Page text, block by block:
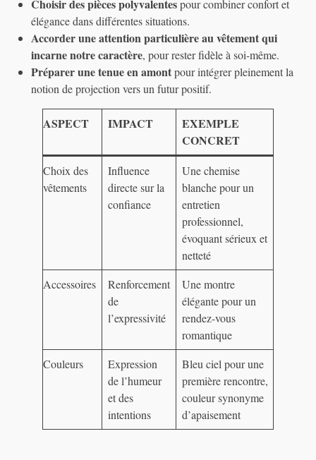
Choisir des pièces polyvalentespour combiner confort et
élégance dans différentes situations.
Accorder une attention particulière au vêtement qui
incarne notre caractère, pour rester fidèle à soi-même.
Préparer une tenue en amontpour intégrer pleinement la
notion de projection vers un futur positif.
ASPECT IMPACT
EXEMPLE
CONCRET
Choix des
vêtements
Influence
directe sur la
confiance
Une chemise
blanche pour un
entretien
professionnel,
évoquant sérieux et
netteté
Accessoires
Renforcement
de
l’expressivité
Une montre
élégante pour un
rendez-vous
romantique
Couleurs
Expression
de l’humeur
et des
intentions
Bleu ciel pour une
première rencontre,
couleur synonyme
d’apaisement